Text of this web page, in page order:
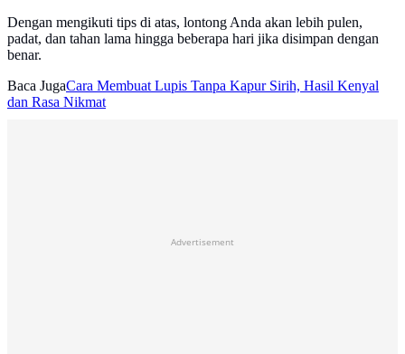
Dengan mengikuti tips di atas, lontong Anda akan lebih pulen,
padat, dan tahan lama hingga beberapa hari jika disimpan dengan
benar.
Baca JugaCara Membuat Lupis Tanpa Kapur Sirih, Hasil Kenyal
dan Rasa Nikmat
Advertisement